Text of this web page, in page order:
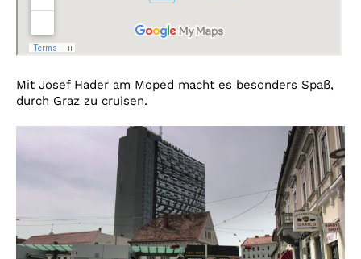
Mit Josef Hader am Moped macht es besonders Spaß,
durch Graz zu cruisen.